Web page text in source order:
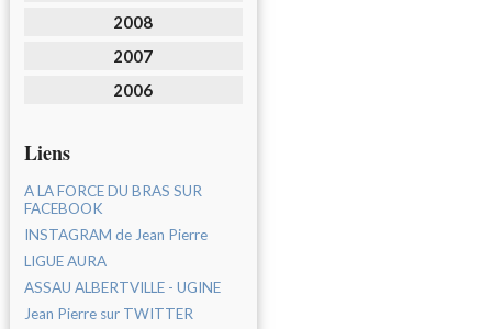
2008
2007
2006
Liens
A LA FORCE DU BRAS SUR
FACEBOOK
INSTAGRAM de Jean Pierre
LIGUE AURA
ASSAU ALBERTVILLE - UGINE
Jean Pierre sur TWITTER